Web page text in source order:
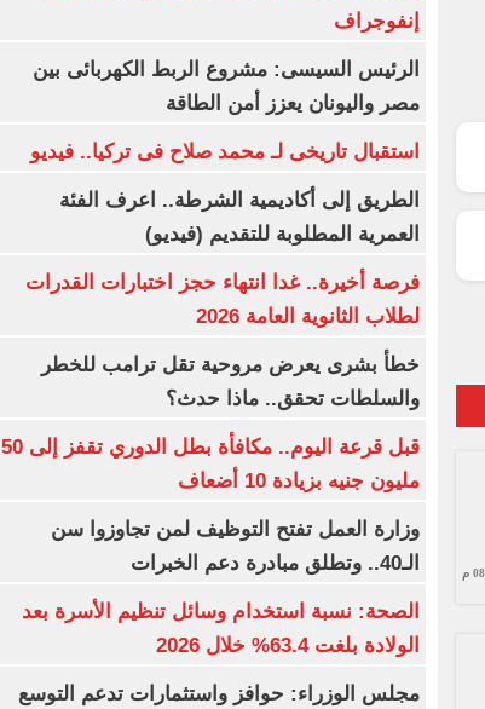
إنفوجراف
الرئيس السيسى: مشروع الربط الكهربائى بين
مصر واليونان يعزز أمن الطاقة
استقبال تاريخى لـ محمد صلاح فى تركيا.. فيديو
الطريق إلى أكاديمية الشرطة.. اعرف الفئة
العمرية المطلوبة للتقديم (فيديو)
فرصة أخيرة.. غدا انتهاء حجز اختبارات القدرات
لطلاب الثانوية العامة 2026
خطأ بشرى يعرض مروحية تقل ترامب للخطر
والسلطات تحقق.. ماذا حدث؟
قبل قرعة اليوم.. مكافأة بطل الدوري تقفز إلى 50
مليون جنيه بزيادة 10 أضعاف
وزارة العمل تفتح التوظيف لمن تجاوزوا سن
الـ40.. وتطلق مبادرة دعم الخبرات
الصحة: نسبة استخدام وسائل تنظيم الأسرة بعد
الولادة بلغت 63.4% خلال 2026
مجلس الوزراء: حوافز واستثمارات تدعم التوسع